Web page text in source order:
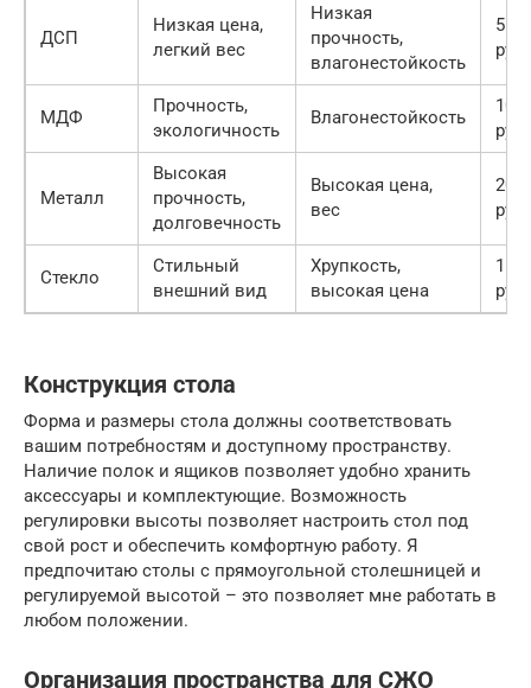
ДСП
Низкая цена,
легкий вес
Низкая
прочность,
влагонестойкость
5
руб.
МДФ
Прочность,
экологичность
Влагонестойкость
10
руб.
Металл
Высокая
прочность,
долговечность
Высокая цена,
вес
20
руб.
Стекло
Стильный
внешний вид
Хрупкость,
высокая цена
15
руб.
Конструкция стола
Форма и размеры стола должны соответствовать
вашим потребностям и доступному пространству.
Наличие полок и ящиков позволяет удобно хранить
аксессуары и комплектующие. Возможность
регулировки высоты позволяет настроить стол под
свой рост и обеспечить комфортную работу. Я
предпочитаю столы с прямоугольной столешницей и
регулируемой высотой – это позволяет мне работать в
любом положении.
Организация пространства для СЖО